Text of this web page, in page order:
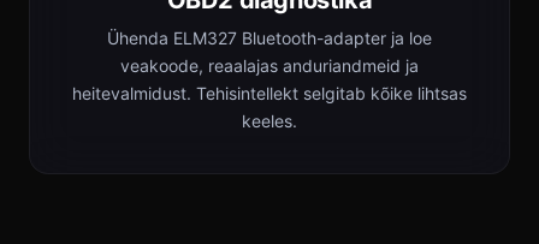
Ühenda ELM327 Bluetooth-adapter ja loe
veakoode, reaalajas anduriandmeid ja
heitevalmidust. Tehisintellekt selgitab kõike lihtsas
keeles.